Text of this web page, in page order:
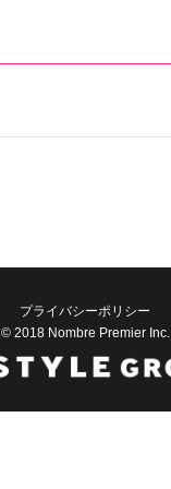
プライバシーポリシー
© 2018 Nombre Premier Inc.